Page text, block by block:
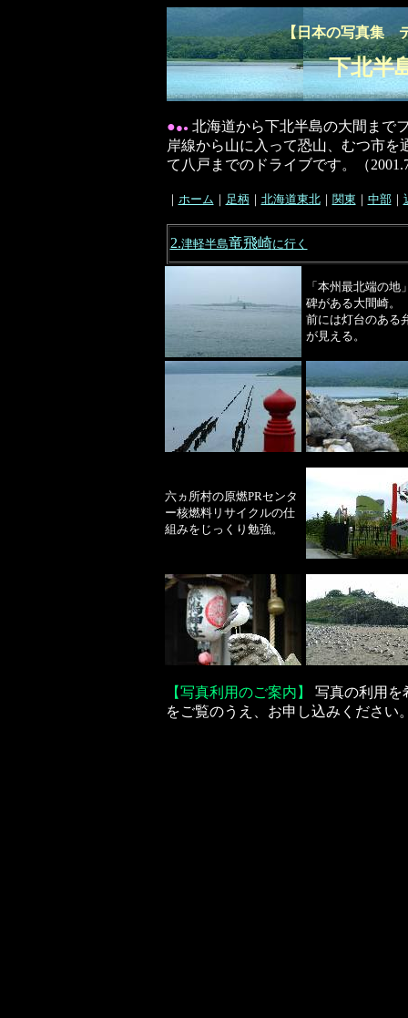
【日本の写真集
下北半
●●● 北海道から下北半島の大間まで
岸線から山に入って恐山、むつ市
て八戸までのドライブです。（
｜ ホーム ｜ 足柄｜ 北海道東北｜ 関東 ｜ 中部｜
2.津軽半島竜飛崎に行く
「本州最北端の地
碑がある大間崎。
前には灯台のある
が見える。
六ヵ所村の原燃PRセンタ
ー核燃料リサイクルの仕
組みをじっくり勉強。
【写真利用のご案内】
写真の利用を
をご覧のうえ、お申し込みください